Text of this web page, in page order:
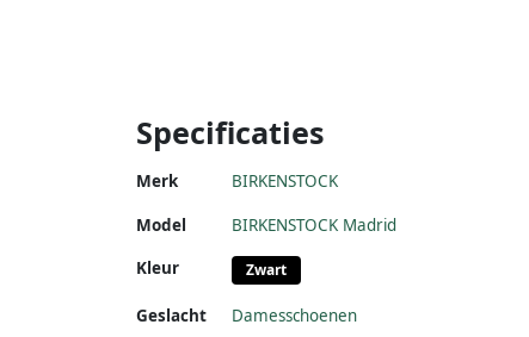
Specificaties
Merk BIRKENSTOCK
Model
BIRKENSTOCK Madrid
Kleur
Zwart
Geslacht
Damesschoenen